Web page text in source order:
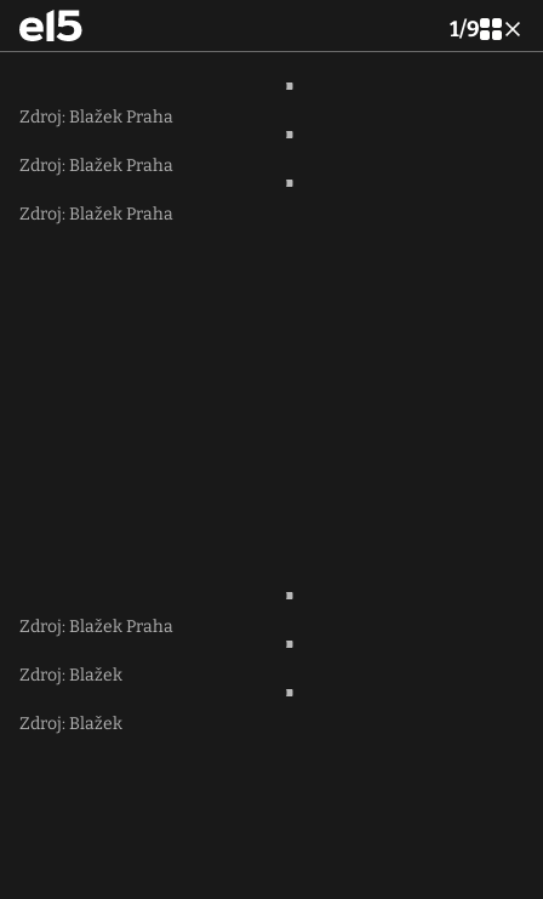
1/9
Zdroj: Blažek Praha
Zdroj: Blažek Praha
Zdroj: Blažek Praha
Zdroj: Blažek Praha
Zdroj: Blažek
Zdroj: Blažek